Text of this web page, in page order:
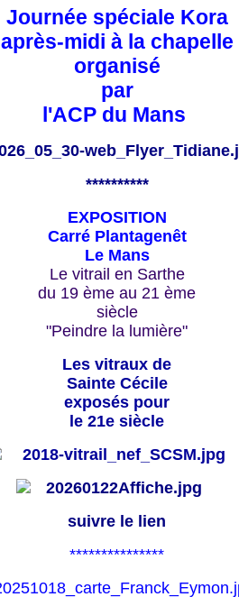
Journée spéciale Kora
après-midi à la chapelle
organisé
par
l'ACP du Mans
**********
EXPOSITION
Carré Plantagenêt
Le Mans
Le vitrail en Sarthe
du 19 ème au 21 ème
siècle
"Peindre la lumière"
Les vitraux de
Sainte Cécile
exposés pour
le 21e siècle
suivre le lien
***************